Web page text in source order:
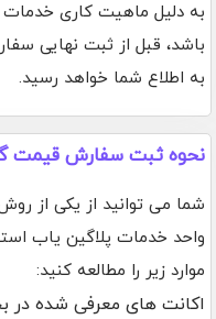
به دلیل ماهیت کاری خدمات
باشد، قبل از ثبت نهایی
به اطلاع شما خواهد رسید.
نحوه ثبت سفارش قیمت
شما می توانید از یکی از روش
واحد خدمات پلاگین یاب
موارد زیر را مطالعه کنید:
اکانت های معرفی شده